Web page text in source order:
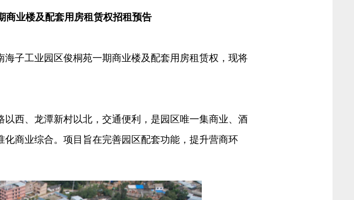
商业楼及配套用房租赁权招租预告
子工业园区俊桐苑一期商业楼及配套用房租赁权，现将
西、龙潭新村以北，交通便利，是园区唯一集商业、酒
商业综合。项目旨在完善园区配套功能，提升营商环